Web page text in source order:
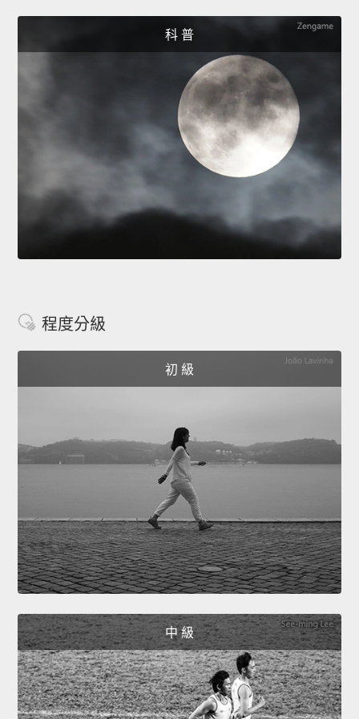
科 普
程度分級
初 級
中 級